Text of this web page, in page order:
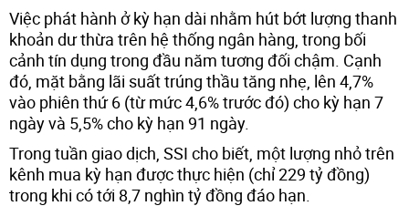
Việc phát hành ở kỳ hạn dài nhằm hút bớt lượng thanh
khoản dư thừa trên hệ thống ngân hàng, trong bối
cảnh tín dụng trong đầu năm tương đối chậm. Cạnh
đó, mặt bằng lãi suất trúng thầu tăng nhẹ, lên 4,7%
vào phiên thứ 6 (từ mức 4,6% trước đó) cho kỳ hạn 7
ngày và 5,5% cho kỳ hạn 91 ngày.
Trong tuần giao dịch, SSI cho biết, một lượng nhỏ trên
kênh mua kỳ hạn được thực hiện (chỉ 229 tỷ đồng)
trong khi có tới 8,7 nghìn tỷ đồng đáo hạn.